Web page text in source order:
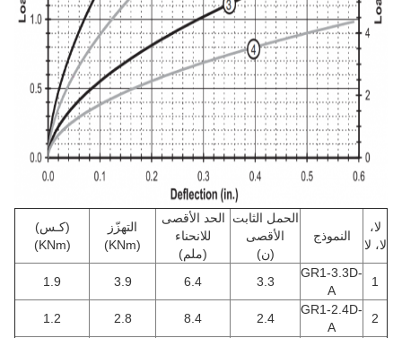
لا،
لا، لا
النموذج
الحمل الثابت
الأقصى
(ن)
الحد الأقصى
للانحناء
(ملم)
التهزّز
(كـس)
GR1-3.3D-
A
3.3
6.4
3.9
1.9
GR1-2.4D-
A
2.4
8.4
2.8
1.2